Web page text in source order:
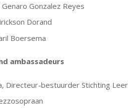
Gonzalez Reyes
Dorand
Boersema
ambassadeurs
Directeur-bestuurder Stichting